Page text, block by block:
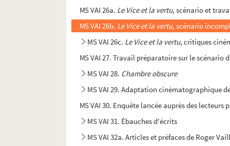
MS VAI 26a. Le Vice et la vertu, scénario et
MS VAI 26b. Le Vice et la vertu, scénario
MS VAI 26c. Le Vice et la vertu, critiques
MS VAI 27. Travail préparatoire sur le scénario
MS VAI 28. Chambre obscure
MS VAI 29. Adaptation cinématographique
MS VAI 30. Enquête lancée auprès des lecteurs
MS VAI 31. Ébauches d'écrits
MS VAI 32a. Articles et préfaces de Roger